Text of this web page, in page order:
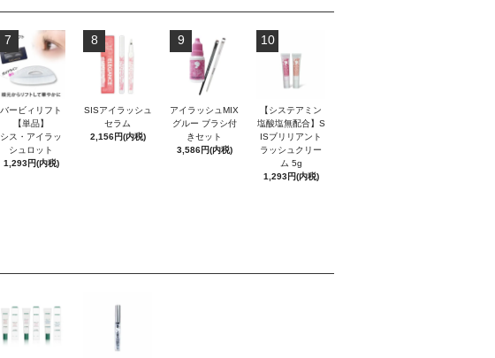
7
バービィリフト
【単品】
シス・アイラッ
シュロット
1,293円(内税)
8
SISアイラッシュ
セラム
2,156円(内税)
9
アイラッシュMIX
グルー ブラシ付
きセット
3,586円(内税)
10
【システアミン
塩酸塩無配合】S
ISブリリアント
ラッシュクリー
ム 5g
1,293円(内税)